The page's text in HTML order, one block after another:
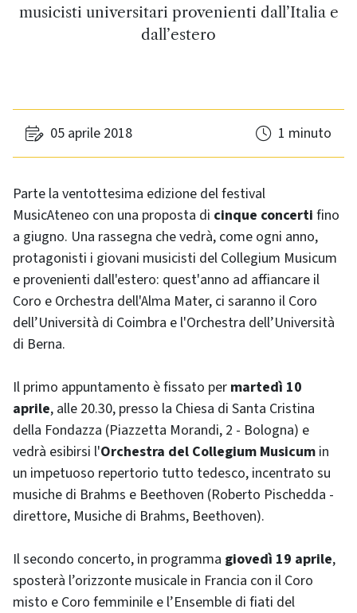
musicisti universitari provenienti dall’Italia e
dall’estero
05 aprile 2018 1 minuto
Parte la ventottesima edizione del festival
MusicAteneo con una proposta di cinque concerti fino
a giugno. Una rassegna che vedrà, come ogni anno,
protagonisti i giovani musicisti del Collegium Musicum
e provenienti dall'estero: quest'anno ad affiancare il
Coro e Orchestra dell'Alma Mater, ci saranno il Coro
dell’Università di Coimbra e l'Orchestra dell’Università
di Berna.
Il primo appuntamento è fissato per martedì 10
aprile, alle 20.30, presso la Chiesa di Santa Cristina
della Fondazza (Piazzetta Morandi, 2 - Bologna) e
vedrà esibirsi l'Orchestra del Collegium Musicum in
un impetuoso repertorio tutto tedesco, incentrato su
musiche di Brahms e Beethoven (Roberto Pischedda -
direttore, Musiche di Brahms, Beethoven).
Il secondo concerto, in programma giovedì 19 aprile,
sposterà l’orizzonte musicale in Francia con il Coro
misto e Coro femminile e l’Ensemble di fiati del